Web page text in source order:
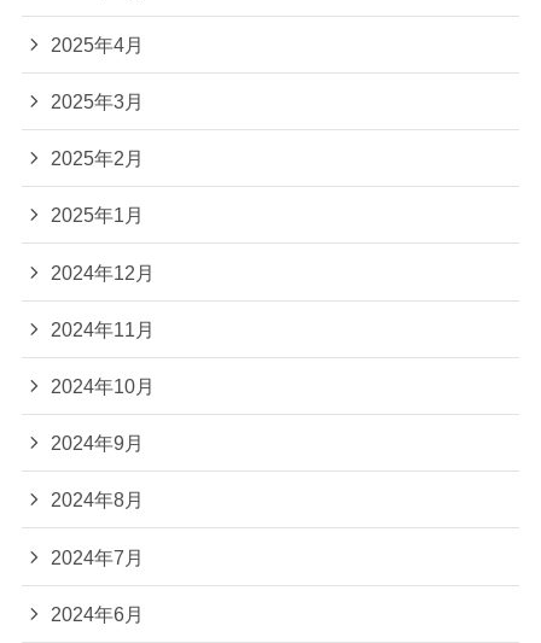
2025年4月
2025年3月
2025年2月
2025年1月
2024年12月
2024年11月
2024年10月
2024年9月
2024年8月
2024年7月
2024年6月